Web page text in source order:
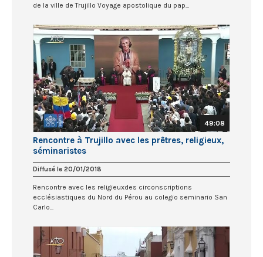
de la ville de Trujillo Voyage apostolique du pap...
49:08
Rencontre à Trujillo avec les prêtres, religieux,
séminaristes
Diffusé le 20/01/2018
Rencontre avec les religieuxdes circonscriptions
ecclésiastiques du Nord du Pérou au colegio seminario San
Carlo...